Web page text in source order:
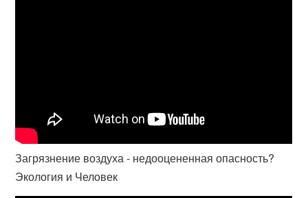
Загрязнение воздуха - недооцененная опасность?
Экология и Человек